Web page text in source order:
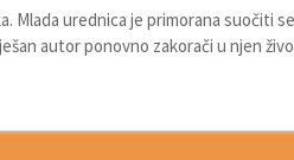
Mlada urednica je primorana suočiti
autor ponovno zakorači u njen